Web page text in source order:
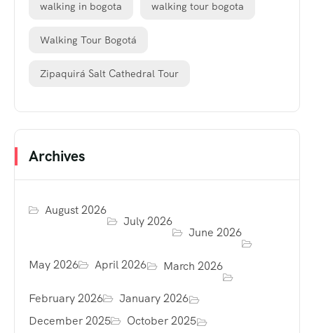
walking in bogota walking tour bogota
Walking Tour Bogotá
Zipaquirá Salt Cathedral Tour
Archives
August 2026
July 2026
June 2026
May 2026 April 2026 March 2026
February 2026
January 2026
December 2025
October 2025